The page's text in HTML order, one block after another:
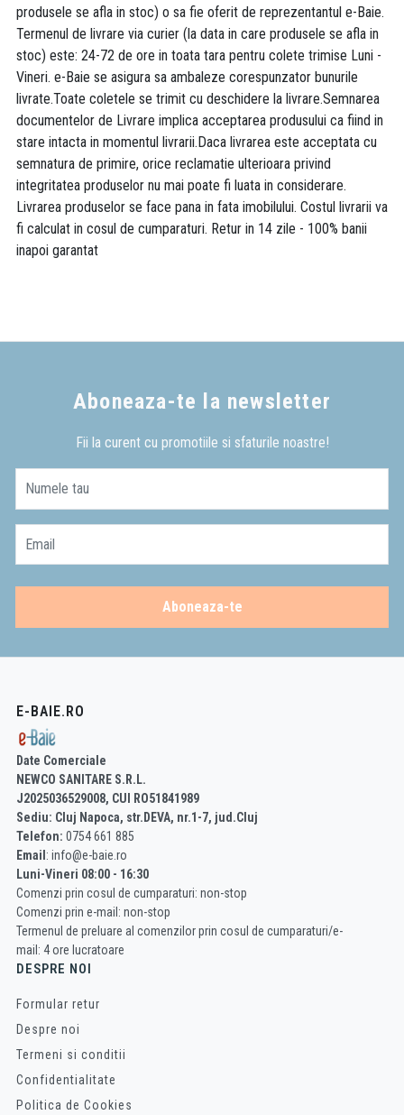
produsele se afla in stoc) o sa fie oferit de reprezentantul e-Baie.
Termenul de livrare via curier (la data in care produsele se afla in
stoc) este: 24-72 de ore in toata tara pentru colete trimise Luni -
Vineri. e-Baie se asigura sa ambaleze corespunzator bunurile
livrate.Toate coletele se trimit cu deschidere la livrare.Semnarea
documentelor de Livrare implica acceptarea produsului ca fiind in
stare intacta in momentul livrarii.Daca livrarea este acceptata cu
semnatura de primire, orice reclamatie ulterioara privind
integritatea produselor nu mai poate fi luata in considerare.
Livrarea produselor se face pana in fata imobilului. Costul livrarii va
fi calculat in cosul de cumparaturi. Retur in 14 zile - 100% banii
inapoi garantat
Aboneaza-te la newsletter
Fii la curent cu promotiile si sfaturile noastre!
Numele tau
Email
Aboneaza-te
E-BAIE.RO
Date Comerciale
NEWCO SANITARE S.R.L.
J2025036529008, CUI RO51841989
Sediu: Cluj Napoca, str.DEVA, nr.1-7, jud.Cluj
Telefon: 0754 661 885
Email : info@e-baie.ro
Luni-Vineri 08:00 - 16:30
Comenzi prin cosul de cumparaturi: non-stop
Comenzi prin e-mail: non-stop
Termenul de preluare al comenzilor prin cosul de cumparaturi/e-
mail: 4 ore lucratoare
DESPRE NOI
Formular retur
Despre noi
Termeni si conditii
Confidentialitate
Politica de Cookies